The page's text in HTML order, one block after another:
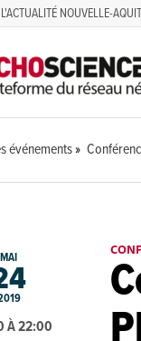
L'ACTUALITÉ NOUVELLE-
événements
MAI
À 22:00